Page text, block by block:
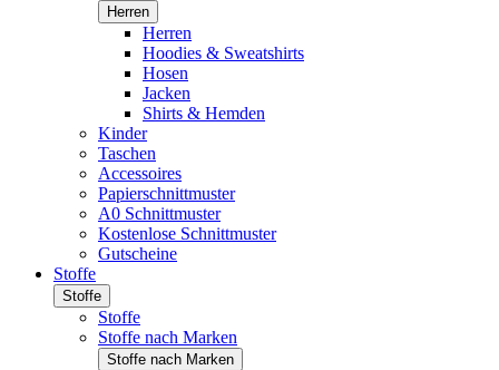
Herren
Herren
Hoodies & Sweatshirts
Hosen
Jacken
Shirts & Hemden
Kinder
Taschen
Accessoires
Papierschnittmuster
A0 Schnittmuster
Kostenlose Schnittmuster
Gutscheine
Stoffe
Stoffe
Stoffe
Stoffe nach Marken
Stoffe nach Marken